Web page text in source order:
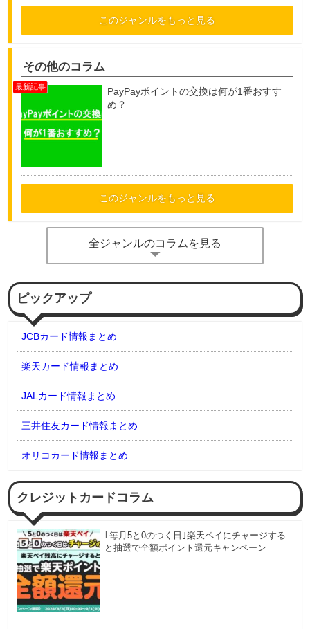
このジャンルをもっと見る
その他のコラム
PayPayポイントの交換は何が1番おすす
め？
このジャンルをもっと見る
全ジャンルのコラムを見る
ピックアップ
JCBカード情報まとめ
楽天カード情報まとめ
JALカード情報まとめ
三井住友カード情報まとめ
オリコカード情報まとめ
クレジットカードコラム
｢毎月5と0のつく日｣楽天ペイにチャージする
と抽選で全額ポイント還元キャンペーン